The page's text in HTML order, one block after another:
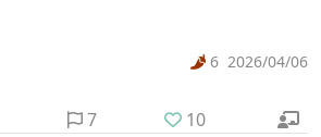
6 2026/04/06
7 10